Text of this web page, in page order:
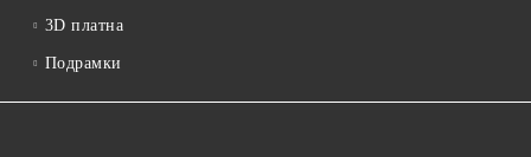
3D платна
Подрамки